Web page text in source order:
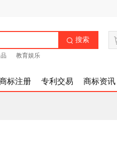
 搜索
教育娱乐
标注册 专利交易 商标资讯